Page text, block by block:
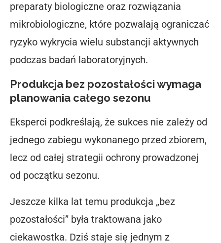
preparaty biologiczne oraz rozwiązania
mikrobiologiczne, które pozwalają ograniczać
ryzyko wykrycia wielu substancji aktywnych
podczas badań laboratoryjnych.
Produkcja bez pozostałości wymaga
planowania całego sezonu
Eksperci podkreślają, że sukces nie zależy od
jednego zabiegu wykonanego przed zbiorem,
lecz od całej strategii ochrony prowadzonej
od początku sezonu.
Jeszcze kilka lat temu produkcja „bez
pozostałości” była traktowana jako
ciekawostka. Dziś staje się jednym z